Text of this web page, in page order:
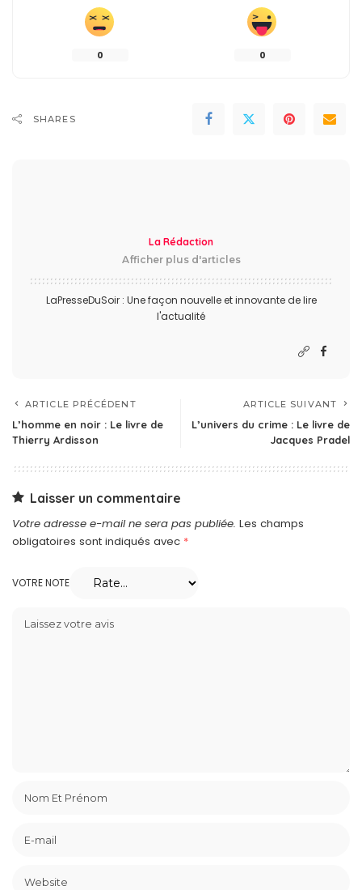
0 0
SHARES
La Rédaction
Afficher plus d'articles
LaPresseDuSoir : Une façon nouvelle et innovante de lire
l'actualité
ARTICLE PRÉCÉDENT
L’homme en noir : Le livre de
Thierry Ardisson
ARTICLE SUIVANT
L’univers du crime : Le livre de
Jacques Pradel
Laisser un commentaire
Votre adresse e-mail ne sera pas publiée. Les champs
obligatoires sont indiqués avec *
VOTRE NOTE